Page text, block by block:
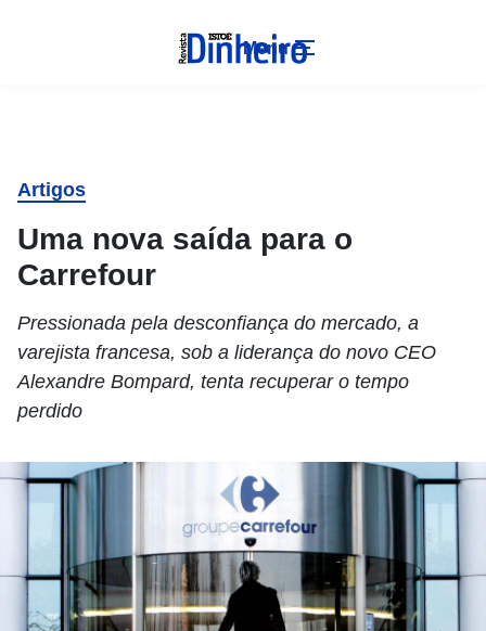
Menu
Artigos
Uma nova saída para o
Carrefour
Pressionada pela desconfiança do mercado, a
varejista francesa, sob a liderança do novo CEO
Alexandre Bompard, tenta recuperar o tempo
perdido